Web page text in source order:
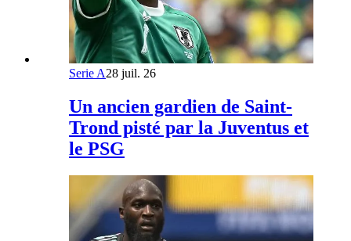
Serie A28 juil. 26
Un ancien gardien de Saint-
Trond pisté par la Juventus et
le PSG